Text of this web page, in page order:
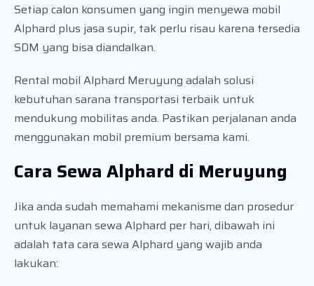
Setiap calon konsumen yang ingin menyewa mobil
Alphard plus jasa supir, tak perlu risau karena tersedia
SDM yang bisa diandalkan.
Rental mobil Alphard Meruyung adalah solusi
kebutuhan sarana transportasi terbaik untuk
mendukung mobilitas anda. Pastikan perjalanan anda
menggunakan mobil premium bersama kami.
Cara Sewa Alphard di Meruyung
Jika anda sudah memahami mekanisme dan prosedur
untuk layanan sewa Alphard per hari, dibawah ini
adalah tata cara sewa Alphard yang wajib anda
lakukan: